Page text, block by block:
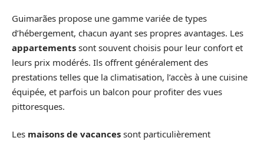
Guimarães propose une gamme variée de types
d’hébergement, chacun ayant ses propres avantages. Les
appartements sont souvent choisis pour leur confort et
leurs prix modérés. Ils offrent généralement des
prestations telles que la climatisation, l’accès à une cuisine
équipée, et parfois un balcon pour profiter des vues
pittoresques.
Les maisons de vacances sont particulièrement